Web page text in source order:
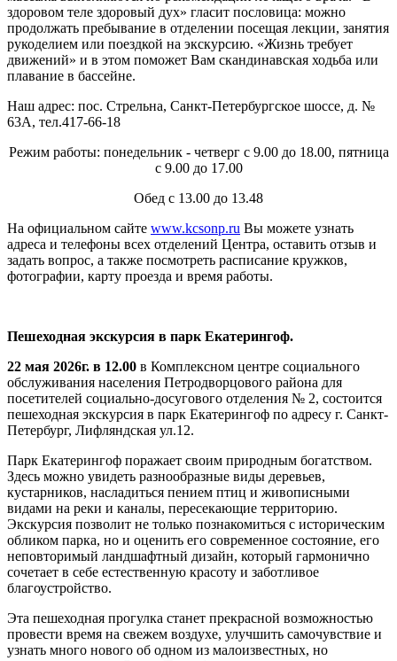
здоровом теле здоровый дух» гласит пословица: можно
продолжать пребывание в отделении посещая лекции, занятия
рукоделием или поездкой на экскурсию. «Жизнь требует
движений» и в этом поможет Вам скандинавская ходьба или
плавание в бассейне.
Наш адрес: пос. Стрельна, Санкт-Петербургское шоссе, д. №
63А, тел.417-66-18
Режим работы: понедельник - четверг с 9.00 до 18.00, пятница
с 9.00 до 17.00
Обед с 13.00 до 13.48
На официальном сайте www.kcsonp.ru Вы можете узнать
адреса и телефоны всех отделений Центра, оставить отзыв и
задать вопрос, а также посмотреть расписание кружков,
фотографии, карту проезда и время работы.
Пешеходная экскурсия в парк Екатерингоф.
22 мая 2026г. в 12.00 в Комплексном центре социального
обслуживания населения Петродворцового района для
посетителей социально-досугового отделения № 2, состоится
пешеходная экскурсия в парк Екатерингоф по адресу г. Санкт-
Петербург, Лифляндская ул.12.
Парк Екатерингоф поражает своим природным богатством.
Здесь можно увидеть разнообразные виды деревьев,
кустарников, насладиться пением птиц и живописными
видами на реки и каналы, пересекающие территорию.
Экскурсия позволит не только познакомиться с историческим
обликом парка, но и оценить его современное состояние, его
неповторимый ландшафтный дизайн, который гармонично
сочетает в себе естественную красоту и заботливое
благоустройство.
Эта пешеходная прогулка станет прекрасной возможностью
провести время на свежем воздухе, улучшить самочувствие и
узнать много нового об одном из малоизвестных, но